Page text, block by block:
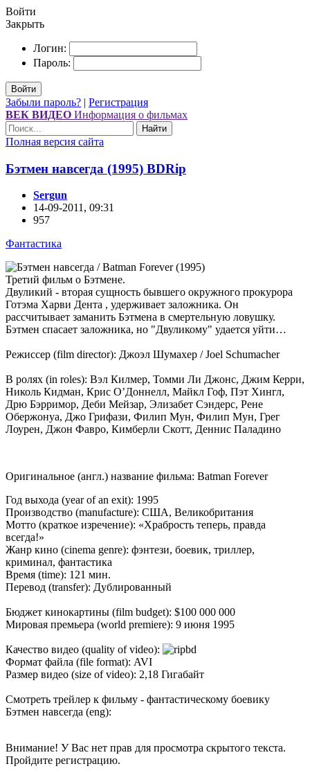
Войти
Закрыть
Логин:
Пароль:
Войти
Забыли пароль? | Регистрация
ВЕК ВИДЕО Информация о фильмах
Найти
Полная версия сайта
Бэтмен навсегда (1995) ВDRір
Sergun
14-09-2011, 09:31
957
Фантастика
Третий фильм о Бэтмене.
Двуликий - вторая сущность бывшего окружного прокурора
Готэма Харви Дента , удерживает заложника. Он
рассчитывает заманить Бэтмена в смертельную ловушку.
Бэтмен спасает заложника, но "Двуликому" удается уйти…
Режиссер (film director): Джоэл Шумахер / Joel Schumacher
В ролях (in roles): Вэл Килмер, Томми Ли Джонс, Джим Керри,
Николь Кидман, Крис О’Доннелл, Майкл Гоф, Пэт Хингл,
Дрю Бэрримор, Деби Мейзар, Элизабет Сэндерс, Рене
Обержонуа, Джо Грифази, Филип Мун, Филип Мун, Грег
Лоурен, Джон Фавро, Кимберли Скотт, Деннис Паладино
Оригинальное (англ.) название фильма: Batman Forever
Год выхода (year of an exit): 1995
Производство (manufacture): США, Великобритания
Мотто (краткое изречение): «Храбрость теперь, правда
всегда!»
Жанр кино (cinema genre): фэнтези, боевик, триллер,
криминал, фантастика
Время (time): 121 мин.
Перевод (transfer): Дублированный
Бюджет кинокартины (film budget): $100 000 000
Мировая премьера (world premiere): 9 июня 1995
Качество видео (quality of video):
Формат файла (file format): AVI
Размер видео (size of video): 2,18 Гигабайт
Смотреть трейлер к фильму - фантастическому боевику
Бэтмен навсегда (eng):
Внимание! У Вас нет прав для просмотра скрытого текста.
Пройдите регистрацию.